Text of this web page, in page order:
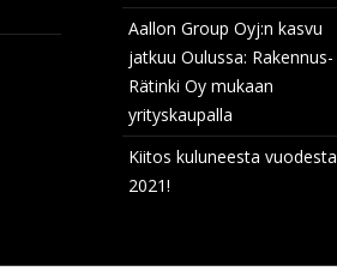
Aallon Group Oyj:n kasvu
jatkuu Oulussa: Rakennus-
Rätinki Oy mukaan
yrityskaupalla
Kiitos kuluneesta vuodesta
2021!